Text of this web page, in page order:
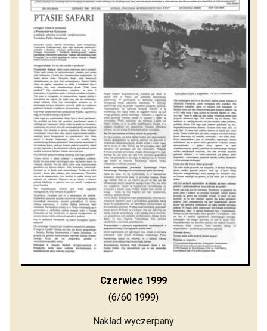
Czerwiec 1999
(6/60 1999)
Nakład wyczerpany